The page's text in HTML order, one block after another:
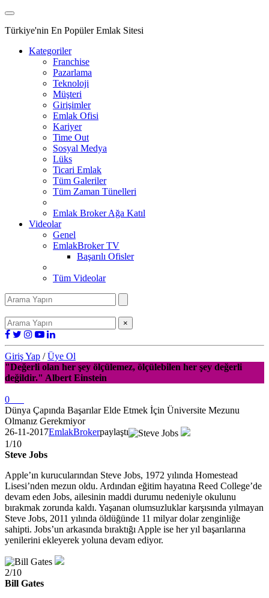
Türkiye'nin En Popüler Emlak Sitesi
Kategoriler
Franchise
Pazarlama
Teknoloji
Müşteri
Girişimler
Emlak Ofisi
Kariyer
Time Out
Sosyal Medya
Lüks
Ticari Emlak
Tüm Galeriler
Tüm Zaman Tünelleri
Emlak Broker Ağa Katıl
Videolar
Genel
EmlakBroker TV
Başarılı Ofisler
Tüm Videolar
×
Giriş Yap /Üye Ol
"Değerli olan her şey ölçülemez, ölçülebilen her şey değerli
değildir." Albert Einstein
0
Dünya Çapında Başarılar Elde Etmek İçin Üniversite Mezunu
Olmanız Gerekmiyor
26-11-2017EmlakBrokerpaylaştı
1/10
Steve Jobs
Apple’ın kurucularından Steve Jobs, 1972 yılında Homestead
Lisesi’nden mezun oldu. Ardından eğitim hayatına Reed College’de
devam eden Jobs, ailesinin maddi durumu nedeniyle okulunu
bırakmak zorunda kaldı. Yaşanan olumsuzluklar karşısında yılmayan
Steve Jobs, 2011 yılında öldüğünde 11 milyar dolar zenginliğe
sahipti. Jobs’un arkasında bıraktığı Apple ise her yıl başarılarına
yenilerini ekleyerek yoluna devam ediyor.
2/10
Bill Gates